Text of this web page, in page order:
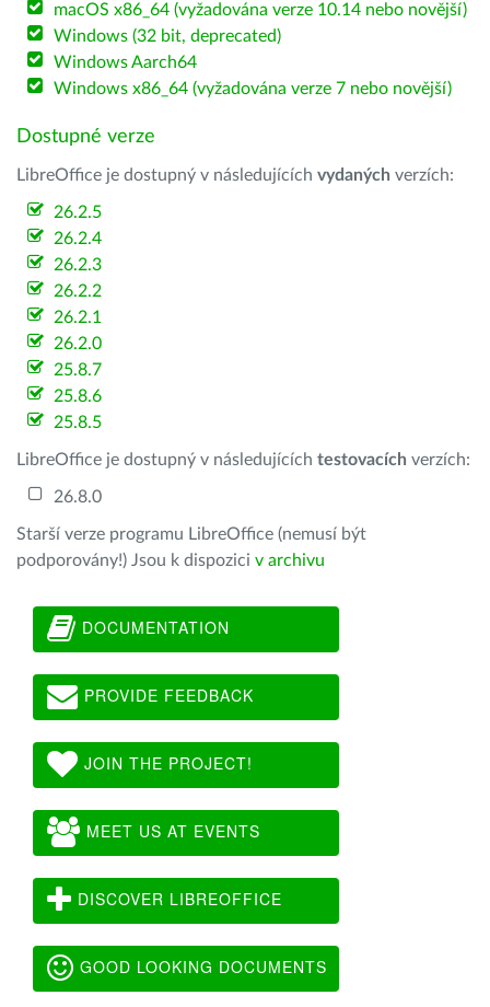
macOS x86_64 (vyžadována verze 10.14 nebo novější)
Windows (32 bit, deprecated)
Windows Aarch64
Windows x86_64 (vyžadována verze 7 nebo novější)
Dostupné verze
LibreOffice je dostupný v následujících vydaných verzích:
26.2.5
26.2.4
26.2.3
26.2.2
26.2.1
26.2.0
25.8.7
25.8.6
25.8.5
LibreOffice je dostupný v následujících testovacích verzích:
26.8.0
Starší verze programu LibreOffice (nemusí být
podporovány!) Jsou k dispozici v archivu
DOCUMENTATION
PROVIDE FEEDBACK
JOIN THE PROJECT!
MEET US AT EVENTS
DISCOVER LIBREOFFICE
GOOD LOOKING DOCUMENTS